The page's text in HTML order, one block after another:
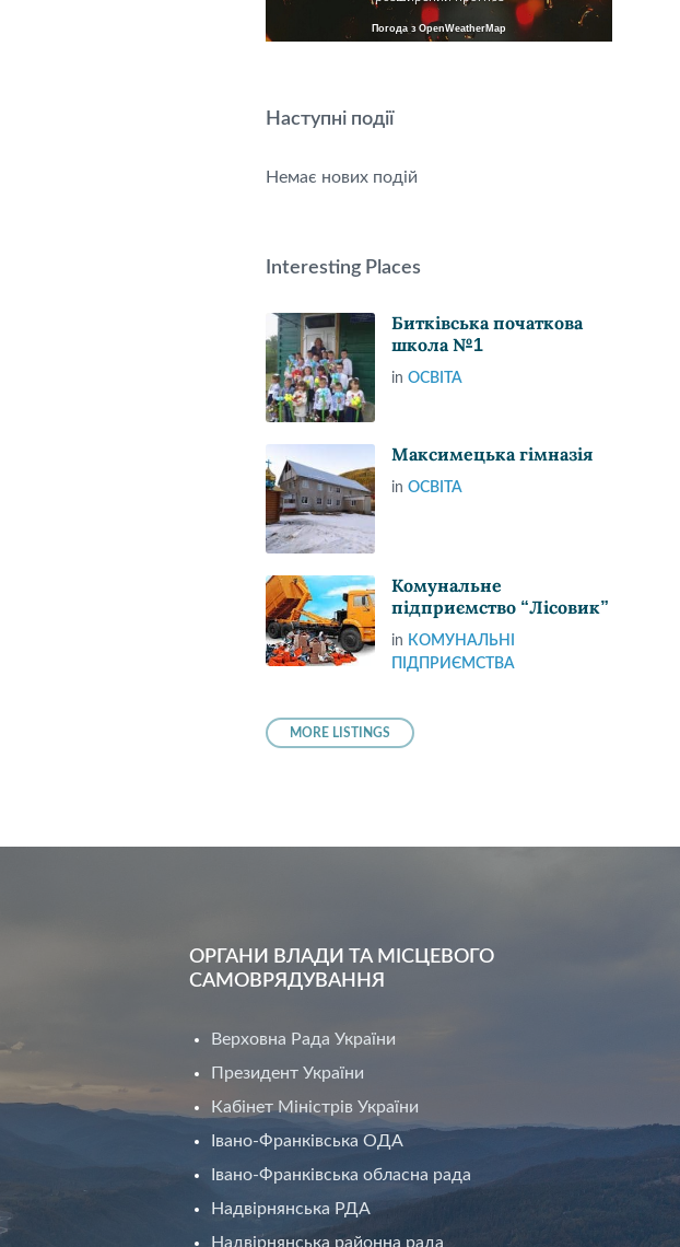
Погода з OpenWeatherMap
Наступні події
Немає нових подій
Interesting Places
Битківська початкова
школа №1
inОСВІТА
Максимецька гімназія
inОСВІТА
Комунальне
підприємство “Лісовик”
in КОМУНАЛЬНІ
ПІДПРИЄМСТВА
MORE LISTINGS
ОРГАНИ ВЛАДИ ТА МІСЦЕВОГО
САМОВРЯДУВАННЯ
Верховна Рада України
Президент України
Кабінет Міністрів України
Івано-Франківська ОДА
Івано-Франківська обласна рада
Надвірнянська РДА
Надвірнянська районна рада